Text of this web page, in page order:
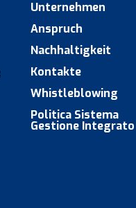
Unternehmen
Anspruch
Nachhaltigkeit
Kontakte
Whistleblowing
Politica Sistema
Gestione Integrato